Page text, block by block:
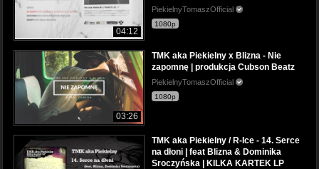
04:12
PiekielnyTomaszOfficial
1080p
03:26
TMK aka Piekielny x Blizna - Nie
zapomnę | produkcja Cubson Beatz
PiekielnyTomaszOfficial
1080p
TMK aka Piekielny / R-Ice - 14. Serce
na dłoni | feat Blizna & Dominika
Sroczyńska | KILKA KARTEK LP